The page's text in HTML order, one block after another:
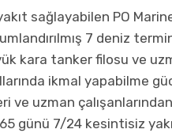
sağlayabilen PO
7 deniz
kara tanker filosu ve
ikmal yapabilme
ve uzman
günü 7/24 kesintisiz